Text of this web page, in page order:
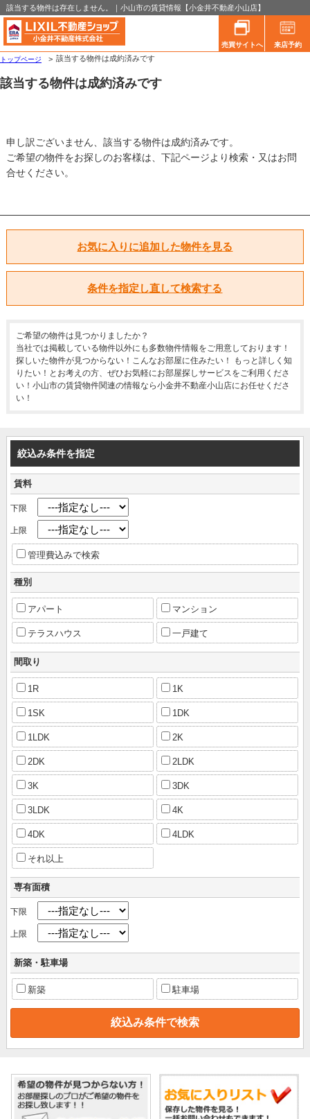
該当する物件は存在しません。｜小山市の賃貸情報【小金井不動産小山店】
売買サイトへ
来店予約
トップページ
該当する物件は成約済みです
該当する物件は成約済みです
申し訳ございません、該当する物件は成約済みです。
ご希望の物件をお探しのお客様は、下記ページより検索・又はお問
合せください。
お気に入りに追加した物件を見る
条件を指定し直して検索する
ご希望の物件は見つかりましたか？
当社では掲載している物件以外にも多数物件情報をご用意しております！
探しいた物件が見つからない！こんなお部屋に住みたい！ もっと詳しく知
りたい！とお考えの方、ぜひお気軽にお部屋探しサービスをご利用くださ
い！小山市の賃貸物件関連の情報なら小金井不動産小山店にお任せくださ
い！
絞込み条件を指定
賃料
下限
上限
管理費込みで検索
種別
アパート マンション
テラスハウス 一戸建て
間取り
1R 1K
1SK 1DK
1LDK 2K
2DK 2LDK
3K 3DK
3LDK 4K
4DK 4LDK
それ以上
専有面積
下限
上限
新築・駐車場
新築 駐車場